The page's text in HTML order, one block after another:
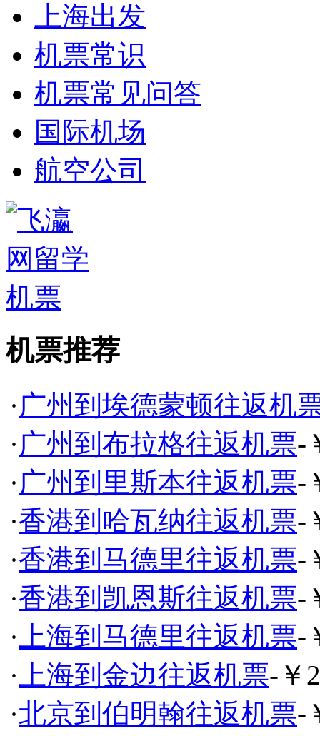
上海出发
机票常识
机票常见问答
国际机场
航空公司
机票推荐
·广州到埃德蒙顿往返机
·广州到布拉格往返机票-
·广州到里斯本往返机票-
·香港到哈瓦纳往返机票-
·香港到马德里往返机票-
·香港到凯恩斯往返机票-
· 上海到马德里往返机票-
· 上海到金边往返机票-￥
·北京到伯明翰往返机票-